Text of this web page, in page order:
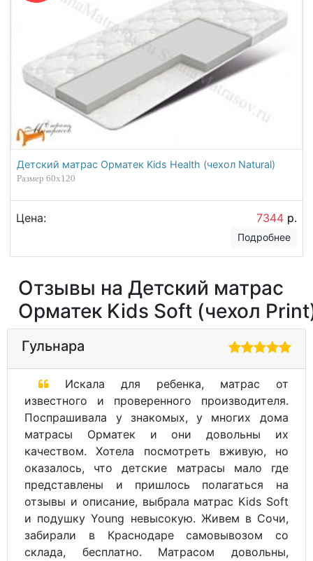
Детский матрас Орматек Kids Health (чехол Natural)
Размер 60х120
Цена: 7344 р.
Подробнее
Отзывы на Детский матрас
Орматек Kids Soft (чехол
Гульнара
Искала для ребенка, матрас от
известного и проверенного производителя.
Поспрашивала у знакомых, у многих дома
матрасы Орматек и они довольны их
качеством. Хотела посмотреть вживую, но
оказалось, что детские матрасы мало где
представлены и пришлось полагаться на
отзывы и описание, выбрала матрас Kids Soft
и подушку Young невысокую. Живем в Сочи,
забирали в Краснодаре самовывозом со
склада, бесплатно. Матрасом довольны,